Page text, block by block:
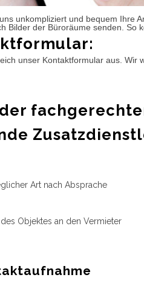
unkompliziert und bequem Ihre
Bilder der Büroräume senden. So
unser Kontaktformular aus. Wir
Art nach Absprache
Objektes an den Vermieter